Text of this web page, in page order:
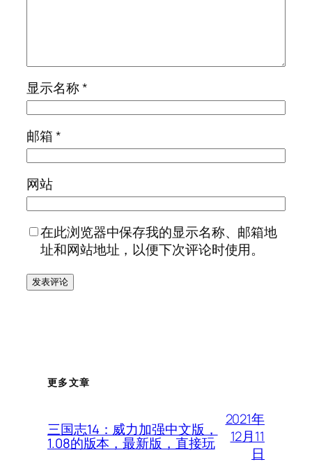
显示名称*
邮箱*
网站
在此浏览器中保存我的显示名称、邮箱地
址和网站地址，以便下次评论时使用。
更多文章
三国志14：威力加强中文版，
1.08的版本，最新版，直接玩
2021年
12月11
日